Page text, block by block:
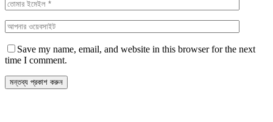
Save my name, email, and website in this browser for the next
time I comment.